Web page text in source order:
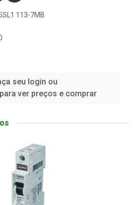
113-7MB
seu login ou
ver preços e comprar